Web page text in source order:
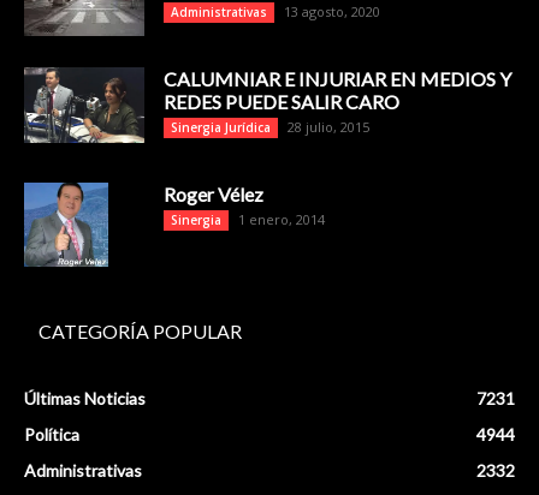
Administrativas 13 agosto, 2020
CALUMNIAR E INJURIAR EN MEDIOS Y
REDES PUEDE SALIR CARO
Sinergia Jurídica 28 julio, 2015
Roger Vélez
Sinergia 1 enero, 2014
CATEGORÍA POPULAR
Últimas Noticias
7231
Política
4944
Administrativas
2332